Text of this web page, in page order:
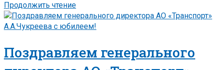
Продолжить чтение
Поздравляем генерального